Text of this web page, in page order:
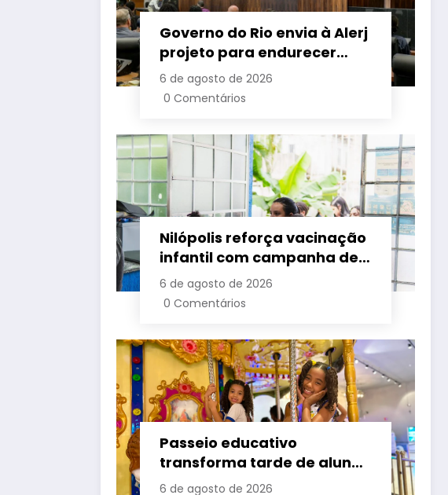
Governo do Rio envia à Alerj
projeto para endurecer
combate aos grandes
devedores de impostos
6 de agosto de 2026
0 Comentários
Nilópolis reforça vacinação
infantil com campanha de
multivacinação em nove
postos de saúde
6 de agosto de 2026
0 Comentários
Passeio educativo
transforma tarde de alunos
da rede municipal de São
6 de agosto de 2026